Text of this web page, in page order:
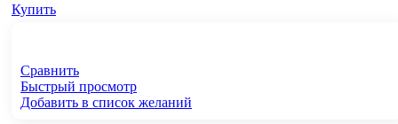
Купить
Сравнить
Быстрый просмотр
Добавить в список желаний